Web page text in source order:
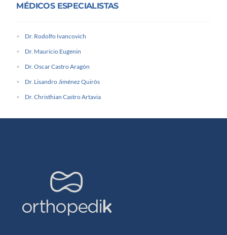
MÉDICOS ESPECIALISTAS
Dr. Rodolfo Ivancovich
Dr. Mauricio Eugenin
Dr. Oscar Castro Aragón
Dr. Lisandro Jiménez Quirós
Dr. Christhian Castro Artavia